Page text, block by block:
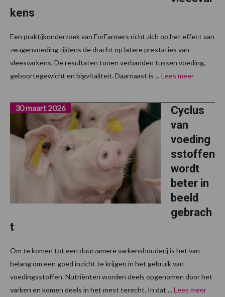
kens
Een praktijkonderzoek van ForFarmers richt zich op het effect van
zeugenvoeding tijdens de dracht op latere prestaties van
vleesvarkens. De resultaten tonen verbanden tussen voeding,
geboortegewicht en bigvitaliteit. Daarnaast is ... Lees meer
Cyclus
van
voeding
sstoffen
wordt
beter in
beeld
gebrach
t
30 maart 2026
Om te komen tot een duurzamere varkenshouderij is het van
belang om een goed inzicht te krijgen in het gebruik van
voedingsstoffen. Nutriënten worden deels opgenomen door het
varken en komen deels in het mest terecht. In dat ... Lees meer